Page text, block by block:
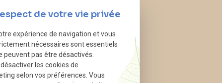
de votre vie privée
expérience de navigation et vous
nécessaires sont essentiels
pas être désactivés.
les cookies de
selon vos préférences. Vous